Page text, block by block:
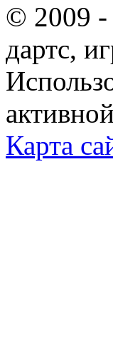
© 2009 -
дартс,
Карта